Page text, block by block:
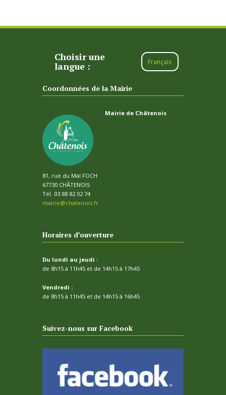
Choisir une
langue :
Français
Coordonnées de la Mairie
Mairie de Châtenois
81, rue du Mal FOCH
67730 CHÂTENOIS
Tél. 03 88 82 02 74
mairie@chatenois.fr
Horaires d’ouverture
Du lundi au jeudi :
de 8h15 à 11h45 et de 14h15 à 17h45
Vendredi :
de 8h15 à 11h45 et de 14h15 à 16h45
Suivez-nous sur Facebook